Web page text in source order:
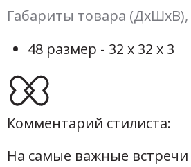
Габариты товара (ДхШхВ),
48 размер - 32 х 32 х 3
Комментарий стилиста:
На самые важные